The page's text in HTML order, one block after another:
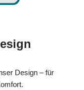
Design – für